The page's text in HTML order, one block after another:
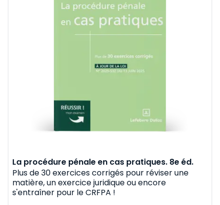
La procédure pénale en cas pratiques. 8e éd.
Plus de 30 exercices corrigés pour réviser une
matière, un exercice juridique ou encore
s'entraîner pour le CRFPA !